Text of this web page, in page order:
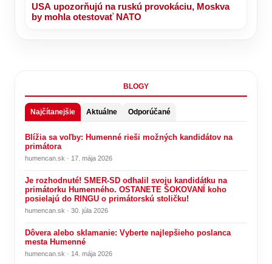
USA upozorňujú na ruskú provokáciu, Moskva
by mohla otestovať NATO
BLOGY
Najčítanejšie Aktuálne Odporúčané
Blížia sa voľby: Humenné rieši možných kandidátov na
primátora
humencan.sk · 17. mája 2026
Je rozhodnuté! SMER-SD odhalil svoju kandidátku na
primátorku Humenného. OSTANETE ŠOKOVANÍ koho
posielajú do RINGU o primátorskú stoličku!
humencan.sk · 30. júla 2026
Dôvera alebo sklamanie: Vyberte najlepšieho poslanca
mesta Humenné
humencan.sk · 14. mája 2026